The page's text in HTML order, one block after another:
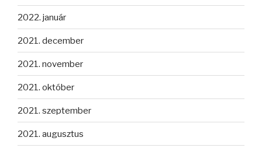
2022. január
2021. december
2021. november
2021. október
2021. szeptember
2021. augusztus